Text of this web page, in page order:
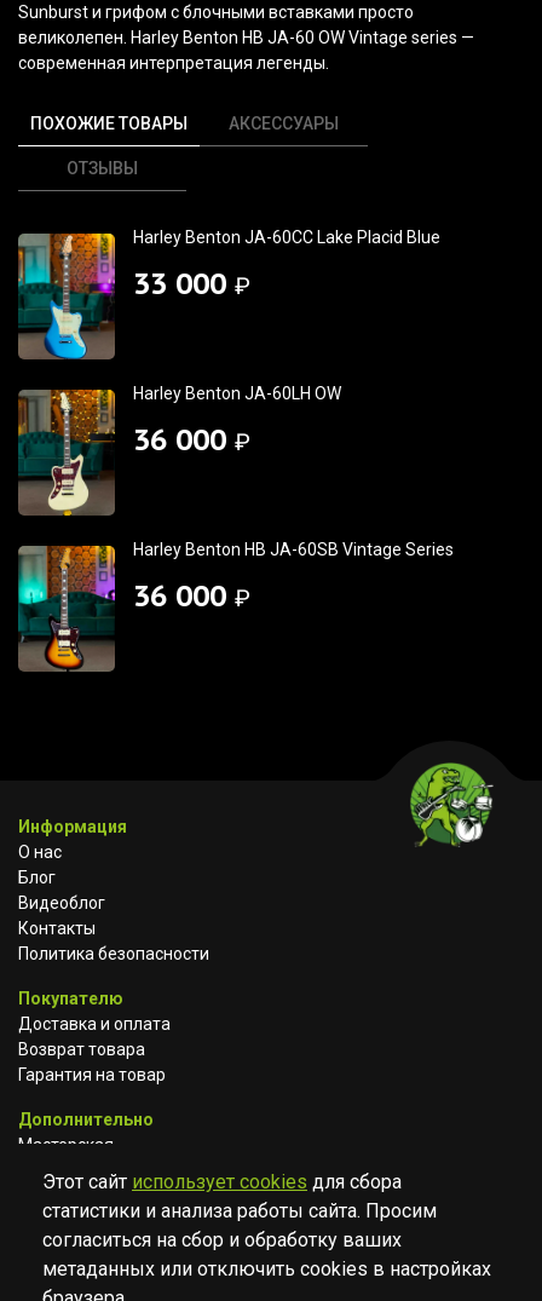
Sunburst и грифом с блочными вставками просто
великолепен. Harley Benton HB JA-60 OW Vintage series —
современная интерпретация легенды.
ПОХОЖИЕ ТОВАРЫ АКСЕССУАРЫ
ОТЗЫВЫ
Harley Benton JA-60СC Lake Placid Blue
33 000 ₽
Harley Benton JA-60LH OW
36 000 ₽
Harley Benton HB JA-60SB Vintage Series
36 000 ₽
Информация
О нас
Блог
Видеоблог
Контакты
Политика безопасности
Покупателю
Доставка и оплата
Возврат товара
Гарантия на товар
Дополнительно
Мастерская
Сотрудничество
YOUTUBE
Этот сайт использует cookies для сбора
статистики и анализа работы сайта. Просим
согласиться на сбор и обработку ваших
метаданных или отключить cookies в настройках